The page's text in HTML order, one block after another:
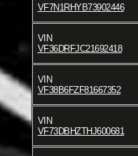
VF7N1RHYB73902446
VIN
VF36DRFJC21692418
VIN
VF38B6FZF81667352
VIN
VF73DBHZTHJ600681